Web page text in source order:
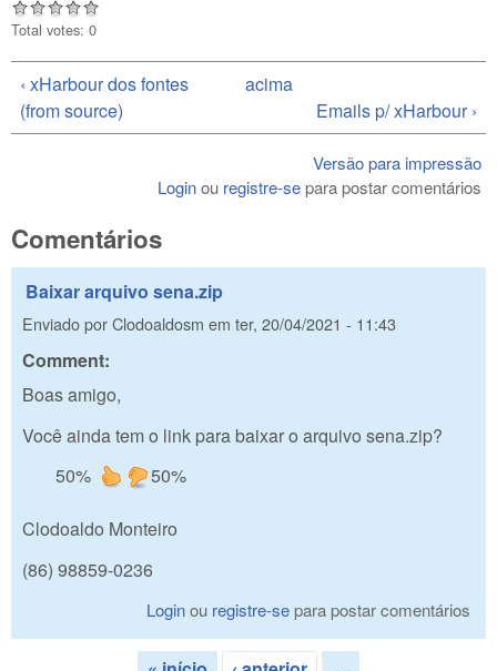
Total votes: 0
‹ xHarbour dos fontes
(from source)
acima
Emails p/ xHarbour ›
Versão para impressão
Loginou registre-separa postar comentários
Comentários
Baixar arquivo sena.zip
Enviado porClodoaldosm em ter, 20/04/2021 - 11:43
Comment:
Boas amigo,
Você ainda tem o link para baixar o arquivo sena.zip?
50%
50%
Clodoaldo Monteiro
(86) 98859-0236
Loginou registre-separa postar comentários